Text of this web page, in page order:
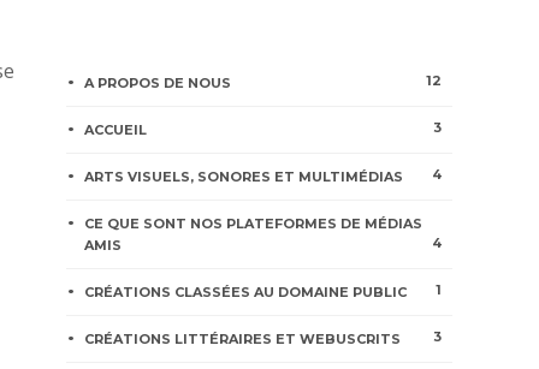
A PROPOS DE NOUS 12
ACCUEIL 3
ARTS VISUELS, SONORES ET MULTIMÉDIAS 4
CE QUE SONT NOS PLATEFORMES DE MÉDIAS
AMIS
4
CRÉATIONS CLASSÉES AU DOMAINE PUBLIC 1
CRÉATIONS LITTÉRAIRES ET WEBUSCRITS 3